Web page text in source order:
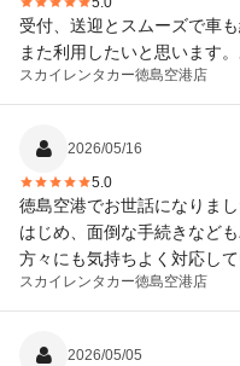
受付、送迎とスムーズで車
また利用したいと思います
スカイレンタカー徳島空港店
2026/05/16
5.0
徳島空港でお世話になりま
はじめ、面倒な手続きなど
方々にも気持ちよく対応し
心地も良かったです。 楽し
ございました。 また機会が
スカイレンタカー徳島空港店
2026/05/05